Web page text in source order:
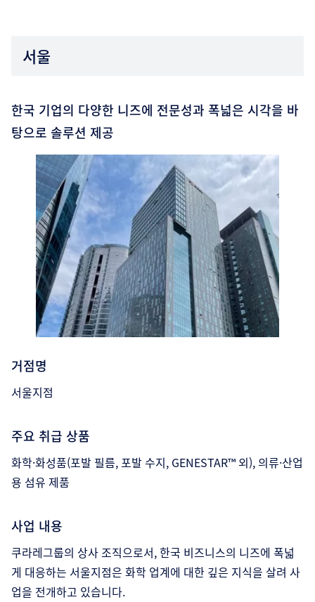
서울
한국 기업의 다양한 니즈에 전문성과 폭넓은 시각을 바
탕으로 솔루션 제공
거점명
서울지점
주요 취급 상품
화학·화성품(포발 필름, 포발 수지, GENESTAR™ 외), 의류·산업
용 섬유 제품
사업 내용
쿠라레그룹의 상사 조직으로서, 한국 비즈니스의 니즈에 폭넓
게 대응하는 서울지점은 화학 업계에 대한 깊은 지식을 살려 사
업을 전개하고 있습니다.